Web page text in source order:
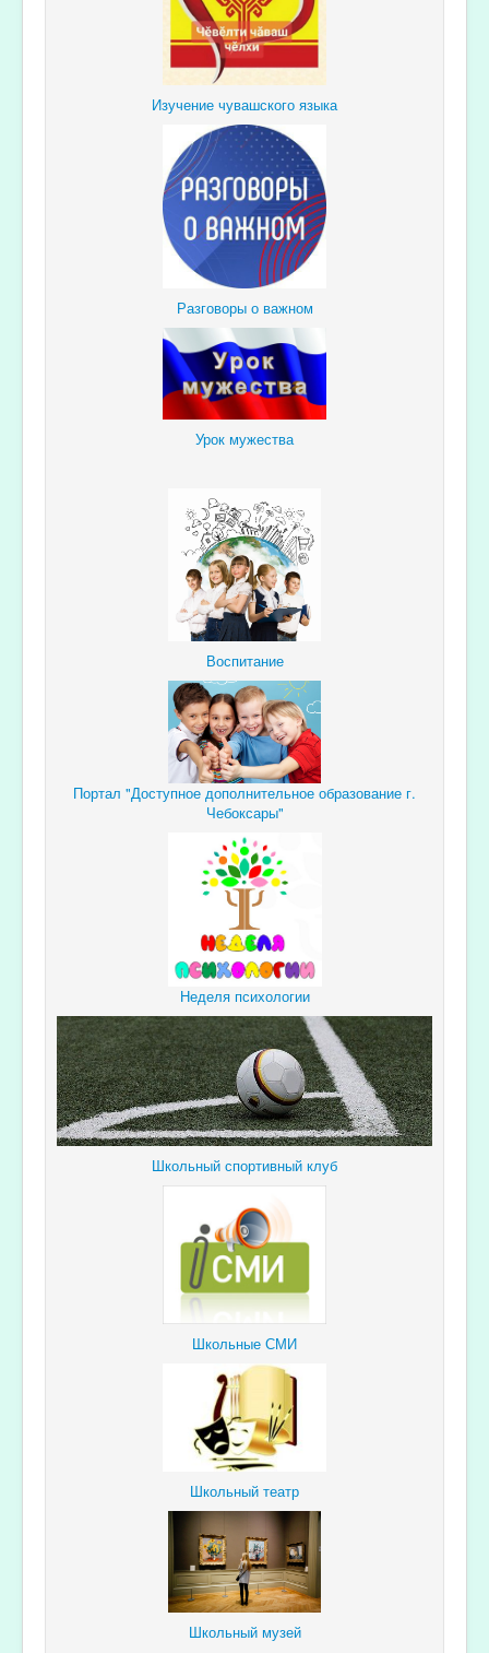
Изучение чувашского языка
Разговоры о важном
Урок мужества
Воспитание
Портал "Доступное дополнительное образование г.
Чебоксары"
Неделя психологии
Школьный спортивный клуб
Школьные СМИ
Школьный театр
Школьный музей